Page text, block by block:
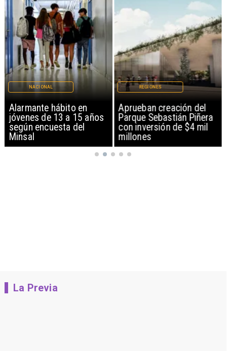
Alarmante hábito en
jóvenes de 13 a 15 años
según encuesta del
Minsal
NACIONAL
Aprueban creación del
Parque Sebastián Piñera
con inversión de $4 mil
millones
REGIONES
La Previa